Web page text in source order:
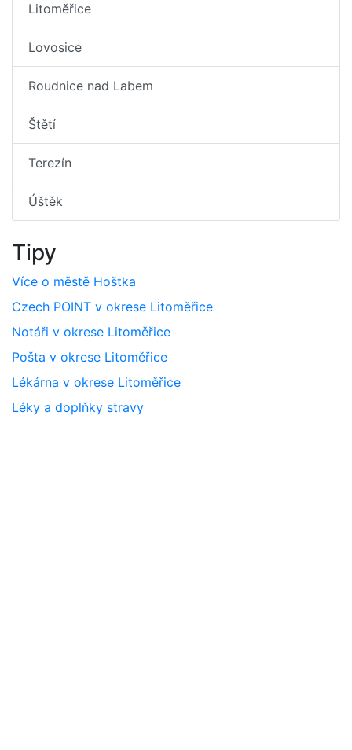
Litoměřice
Lovosice
Roudnice nad Labem
Štětí
Terezín
Úštěk
Tipy
Více o městě Hoštka
Czech POINT v okrese Litoměřice
Notáři v okrese Litoměřice
Pošta v okrese Litoměřice
Lékárna v okrese Litoměřice
Léky a doplňky stravy